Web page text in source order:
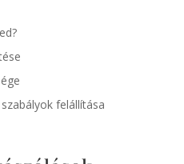
felállítása